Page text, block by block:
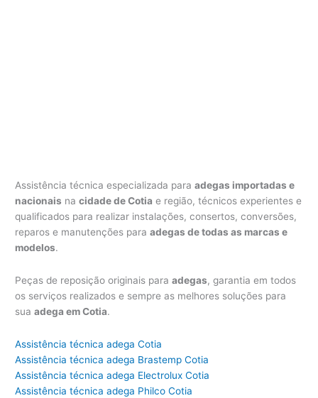
Assistência técnica especializada paraadegas importadas e
nacionais nacidade de Cotia e região, técnicos experientes e
qualificados para realizar instalações, consertos, conversões,
reparos e manutenções paraadegas de todas as marcas e
modelos.
Peças de reposição originais paraadegas, garantia em todos
os serviços realizados e sempre as melhores soluções para
suaadega em Cotia.
Assistência técnica adega Cotia
Assistência técnica adega Brastemp Cotia
Assistência técnica adega Electrolux Cotia
Assistência técnica adega Philco Cotia